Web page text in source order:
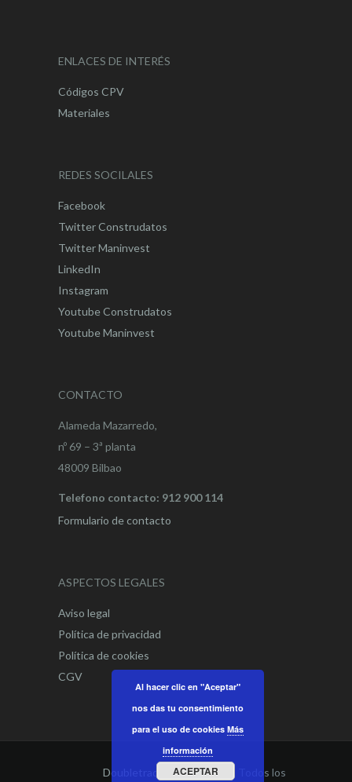
ENLACES DE INTERÉS
Códigos CPV
Materiales
REDES SOCILALES
Facebook
Twitter Construdatos
Twitter Maninvest
LinkedIn
Instagram
Youtube Construdatos
Youtube Maninvest
CONTACTO
Alameda Mazarredo,
nº 69 – 3ª planta
48009 Bilbao
Telefono contacto: 912 900 114
Formulario de contacto
ASPECTOS LEGALES
Aviso legal
Política de privacidad
Política de cookies
CGV
Doubletrade Spain© 2021. Todos los
Al hacer clic en "Aceptar"
nos das tu consentimiento
para el uso de cookies Más
información
ACEPTAR